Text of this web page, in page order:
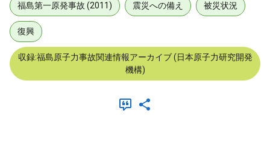
福島第一原発事故 (2011) 震災への備え 被災状況
復興
収録:福島原子力事故関連情報アーカイブ (日本原子力研究開発
機構)